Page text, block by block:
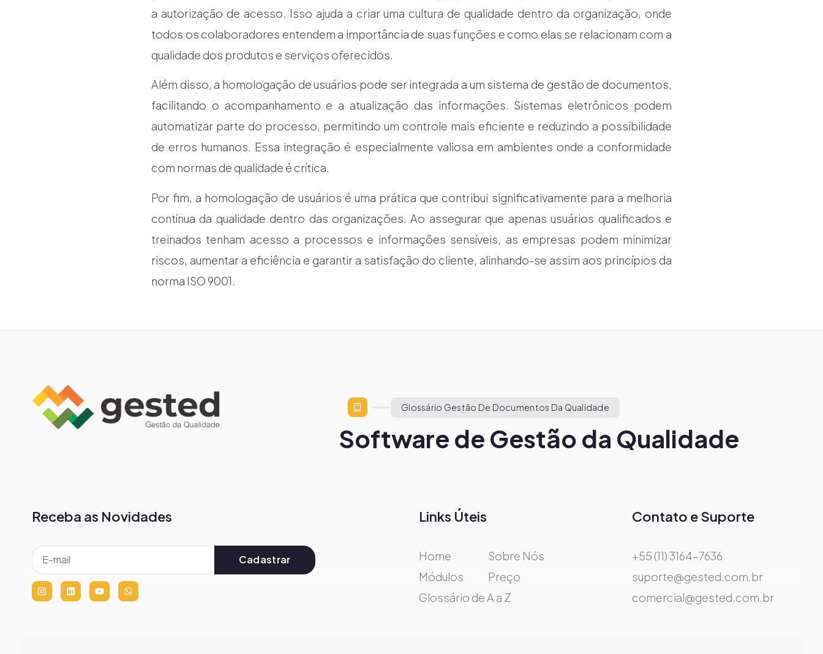
a autorização de acesso. Isso ajuda a criar uma cultura de qualidade dentro da organização, onde
todos os colaboradores entendem a importância de suas funções e como elas se relacionam com a
qualidade dos produtos e serviços oferecidos.
Além disso, a homologação de usuários pode ser integrada a um sistema de gestão de documentos,
facilitando o acompanhamento e a atualização das informações. Sistemas eletrônicos podem
automatizar parte do processo, permitindo um controle mais eficiente e reduzindo a possibilidade
de erros humanos. Essa integração é especialmente valiosa em ambientes onde a conformidade
com normas de qualidade é crítica.
Por fim, a homologação de usuários é uma prática que contribui significativamente para a melhoria
contínua da qualidade dentro das organizações. Ao assegurar que apenas usuários qualificados e
treinados tenham acesso a processos e informações sensíveis, as empresas podem minimizar
riscos, aumentar a eficiência e garantir a satisfação do cliente, alinhando-se assim aos princípios da
norma ISO 9001.
Glossário Gestão De Documentos Da Qualidade
Software de Gestão da Qualidade
Receba as Novidades
Cadastrar
Links Úteis
Home
Sobre Nós
Módulos
Preço
Glossário de A a Z
Contato e Suporte
+55 (11) 3164-7636
suporte@gested.com.br
comercial@gested.com.br